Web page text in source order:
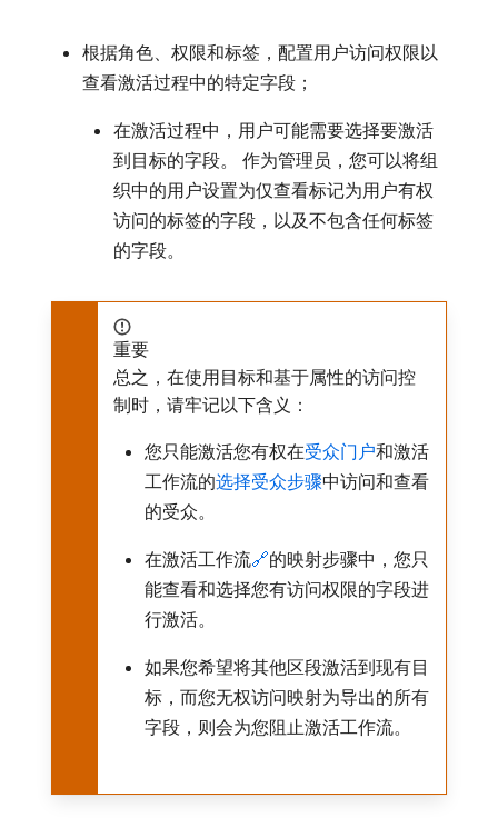
根据角色、权限和标签，配置用户访问权限以
查看激活过程中的特定字段；
在激活过程中，用户可能需要选择要激活
到目标的字段。 作为管理员，您可以将组
织中的用户设置为仅查看标记为用户有权
访问的标签的字段，以及不包含任何标签
的字段。
重要
总之，在使用目标和基于属性的访问控
制时，请牢记以下含义：
您只能激活您有权在受众门户和激活
工作流的选择受众步骤中访问和查看
的受众。
在激活工作流🔗的映射步骤中，您只
能查看和选择您有访问权限的字段进
行激活。
如果您希望将其他区段激活到现有目
标，而您无权访问映射为导出的所有
字段，则会为您阻止激活工作流。